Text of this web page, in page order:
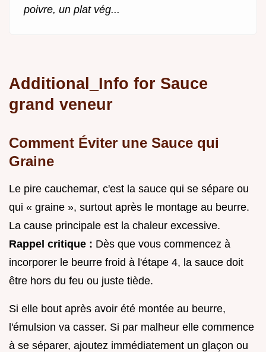
poivre, un plat vég...
Additional_Info for Sauce
grand veneur
Comment Éviter une Sauce qui
Graine
Le pire cauchemar, c'est la sauce qui se sépare ou
qui « graine », surtout après le montage au beurre.
La cause principale est la chaleur excessive.
Rappel critique : Dès que vous commencez à
incorporer le beurre froid à l'étape 4, la sauce doit
être hors du feu ou juste tiède.
Si elle bout après avoir été montée au beurre,
l'émulsion va casser. Si par malheur elle commence
à se séparer, ajoutez immédiatement un glaçon ou